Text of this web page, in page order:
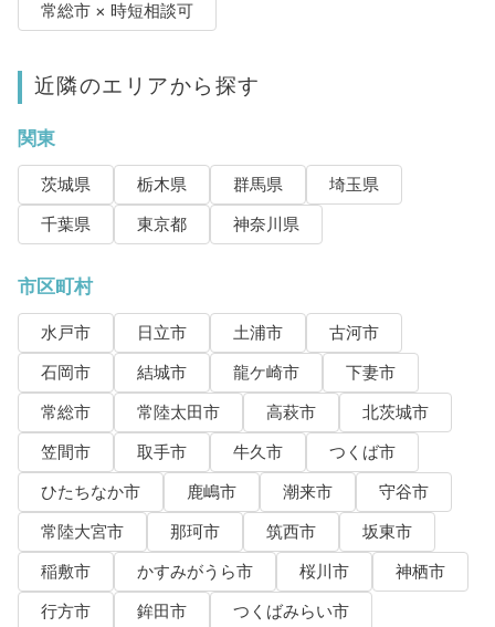
常総市 × 時短相談可
近隣のエリアから探す
関東
茨城県 栃木県 群馬県
埼玉県
千葉県
東京都 神奈川県
市区町村
水戸市 日立市 土浦市
古河市
石岡市
結城市 龍ケ崎市
下妻市
常総市
常陸太田市 高萩市
北茨城市
笠間市
取手市 牛久市
つくば市
ひたちなか市
鹿嶋市 潮来市
守谷市
常陸大宮市
那珂市 筑西市
坂東市
稲敷市
かすみがうら市 桜川市
神栖市
行方市
鉾田市
つくばみらい市